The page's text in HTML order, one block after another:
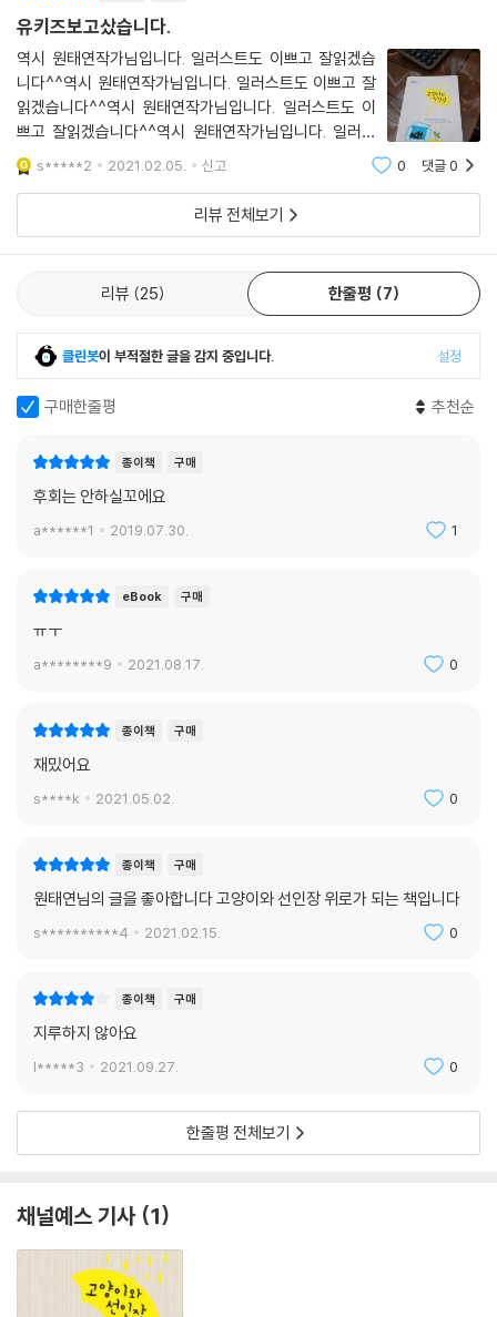
유키즈보고샀습니다.
역시 원태연작가님입니다. 일러스트도 이쁘고 잘읽겠습
니다^^역시 원태연작가님입니다. 일러스트도 이쁘고 잘
읽겠습니다^^역시 원태연작가님입니다. 일러스트도 이
쁘고 잘읽겠습니다^^역시 원태연작가님입니다. 일러스
트도 이쁘고 잘읽겠습니다^^역시 원태연작가님입니다.
일러스트도 이쁘고 잘읽겠습니다^^역시 원태연작가님입
니다. 일러스트도 이쁘고 잘읽겠습니다^^역시 원태연작
s*****2 2021.02.05. 신고 0 댓글0
리뷰 전체보기
리뷰 25 한줄평 7
클린봇이 부적절한 글을 감지 중입니다. 설정
구매한줄평 추천순
종이책 구매
후회는 안하실꼬에요
a******1 2019.07.30. 1
eBook 구매
ㅠㅜ
a********9 2021.08.17. 0
종이책 구매
재밌어요
s****k 2021.05.02. 0
종이책 구매
원태연님의 글을 좋아합니다 고양이와 선인장 위로가 되는 책입니다
s**********4 2021.02.15. 0
종이책 구매
지루하지 않아요
l*****3 2021.09.27. 0
한줄평 전체보기
채널예스 기사 1